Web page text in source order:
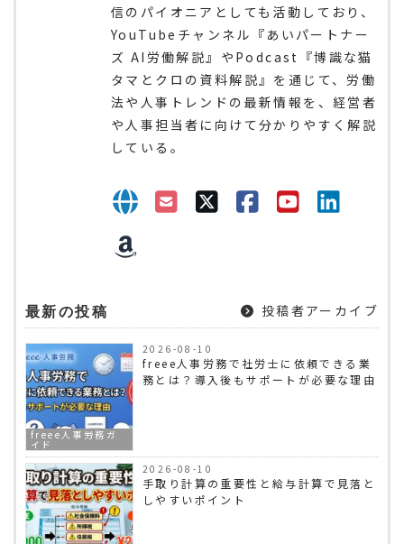
信のパイオニアとしても活動しており、
YouTubeチャンネル『あいパートナー
ズ AI労働解説』やPodcast『博識な猫
タマとクロの資料解説』を通じて、労働
法や人事トレンドの最新情報を、経営者
や人事担当者に向けて分かりやすく解説
している。
最新の投稿 投稿者アーカイブ
freee人事労務ガ
イド
2026-08-10
freee人事労務で社労士に依頼できる業
務とは？導入後もサポートが必要な理由
2026-08-10
手取り計算の重要性と給与計算で見落と
しやすいポイント